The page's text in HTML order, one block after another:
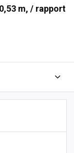
m, / rapport